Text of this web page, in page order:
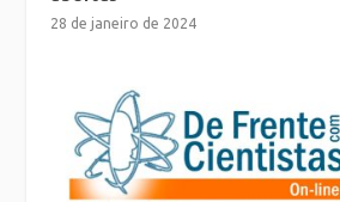
28 de janeiro de 2024